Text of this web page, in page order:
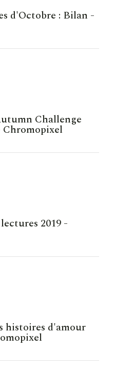
d'Octobre : Bilan -
Challenge
Chromopixel
2019 -
histoires d'amour